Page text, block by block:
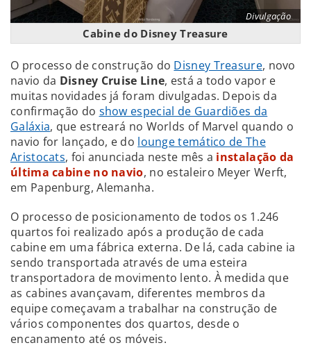
Divulgação
Cabine do Disney Treasure
O processo de construção do Disney Treasure, novo
navio da Disney Cruise Line, está a todo vapor e
muitas novidades já foram divulgadas. Depois da
confirmação do show especial de Guardiões da
Galáxia, que estreará no Worlds of Marvel quando o
navio for lançado, e do lounge temático de The
Aristocats, foi anunciada neste mês a instalação da
última cabine no navio, no estaleiro Meyer Werft,
em Papenburg, Alemanha.
O processo de posicionamento de todos os 1.246
quartos foi realizado após a produção de cada
cabine em uma fábrica externa. De lá, cada cabine ia
sendo transportada através de uma esteira
transportadora de movimento lento. À medida que
as cabines avançavam, diferentes membros da
equipe começavam a trabalhar na construção de
vários componentes dos quartos, desde o
encanamento até os móveis.